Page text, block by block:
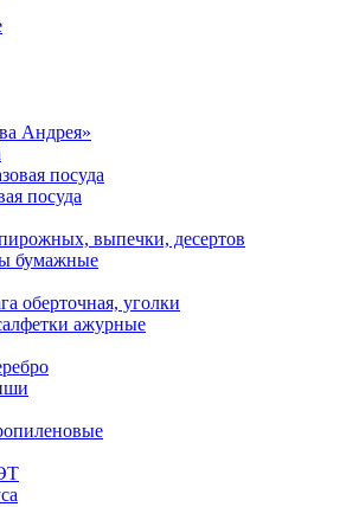
Андрея»
посуда
посуда
выпечки, десертов
бумажные
оберточная, уголки
ажурные